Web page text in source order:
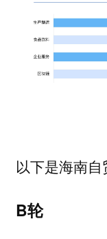
以下是海南自
B轮